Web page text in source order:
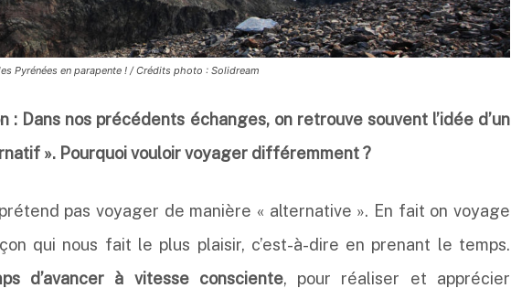
Pyrénées en parapente ! / Crédits photo : Solidream
: Dans nos précédents échanges, on retrouve souvent l’idée d’un
». Pourquoi vouloir voyager différemment ?
pas voyager de manière « alternative ». En fait on voyage
qui nous fait le plus plaisir, c’est-à-dire en prenant le temps.
d’avancer à vitesse consciente, pour réaliser et apprécier